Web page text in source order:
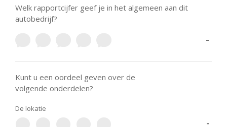
Welk rapportcijfer geef je in het algemeen aan dit
autobedrijf?
-
Kunt u een oordeel geven over de
volgende onderdelen?
De lokatie
-